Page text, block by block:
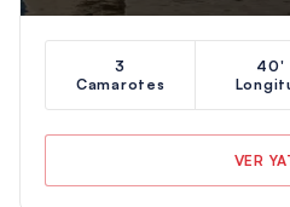
3
Camarotes
40'
VER